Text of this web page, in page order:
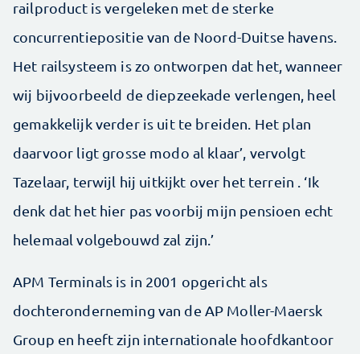
railproduct is vergeleken met de sterke
concurrentiepositie van de Noord-Duitse havens.
Het railsysteem is zo ontworpen dat het, wanneer
wij bijvoorbeeld de diepzeekade verlengen, heel
gemakkelijk verder is uit te breiden. Het plan
daarvoor ligt grosse modo al klaar’, vervolgt
Tazelaar, terwijl hij uitkijkt over het terrein . ‘Ik
denk dat het hier pas voorbij mijn pensioen echt
helemaal volgebouwd zal zijn.’
APM Terminals is in 2001 opgericht als
dochteronderneming van de AP Moller-Maersk
Group en heeft zijn internationale hoofdkantoor